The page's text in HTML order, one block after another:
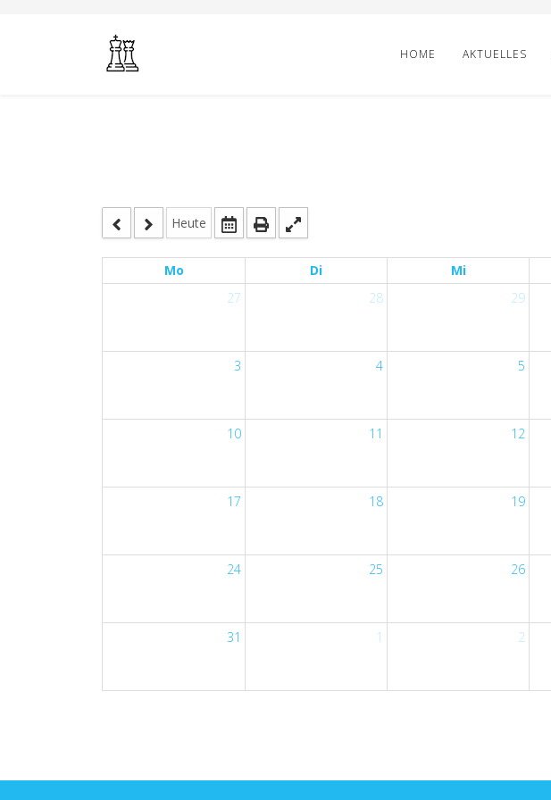
HOME AKTUELLES
Heute
Mo Di Mi
27
28 29
3 4 5
10 11 12
17 18 19
24 25 26
31 1 2